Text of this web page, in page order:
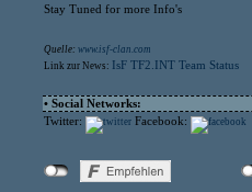
Stay Tuned for more Info's
Quelle: www.isf-clan.com
Link zur News:
IsF TF2.INT Team Status
• Social Networks:
Twitter:
Facebook: